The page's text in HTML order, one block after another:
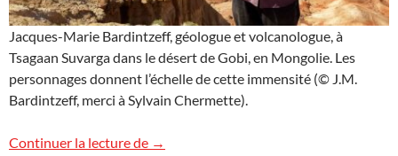
Jacques-Marie Bardintzeff, géologue et volcanologue, à
Tsagaan Suvarga dans le désert de Gobi, en Mongolie. Les
personnages donnent l’échelle de cette immensité (© J.M.
Bardintzeff, merci à Sylvain Chermette).
Continuer la lecture de Tsagaan Suvarga, Mongolie
→